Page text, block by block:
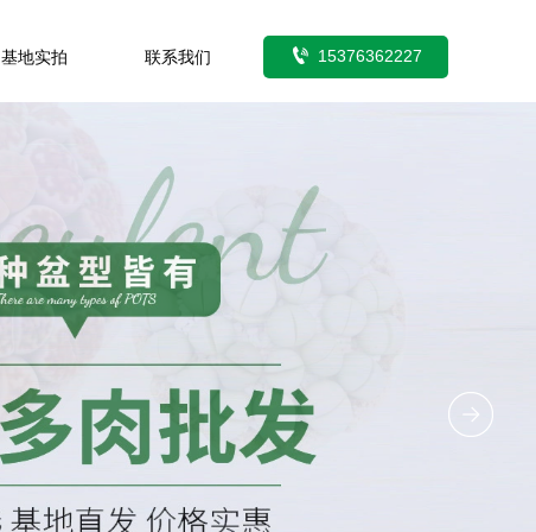
基地实拍 联系我们  15376362227